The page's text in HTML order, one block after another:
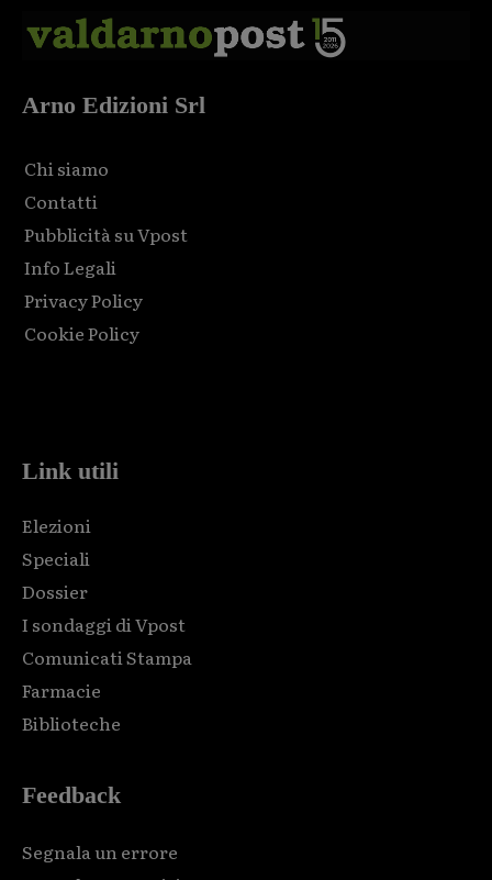
Arno Edizioni Srl
Chi siamo
Contatti
Pubblicità su Vpost
Info Legali
Privacy Policy
Cookie Policy
Link utili
Elezioni
Speciali
Dossier
I sondaggi di Vpost
Comunicati Stampa
Farmacie
Biblioteche
Feedback
Segnala un errore